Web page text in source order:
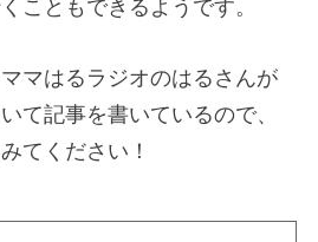
こともできるようです。
マはるラジオのはるさんが
て記事を書いているので、
てください！